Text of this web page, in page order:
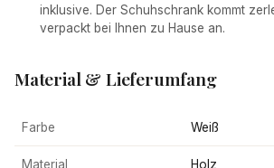
inklusive. Der Schuhschrank kommt
verpackt bei Ihnen zu Hause an.
Material & Lieferumfang
Farbe Weiß
Material Holz